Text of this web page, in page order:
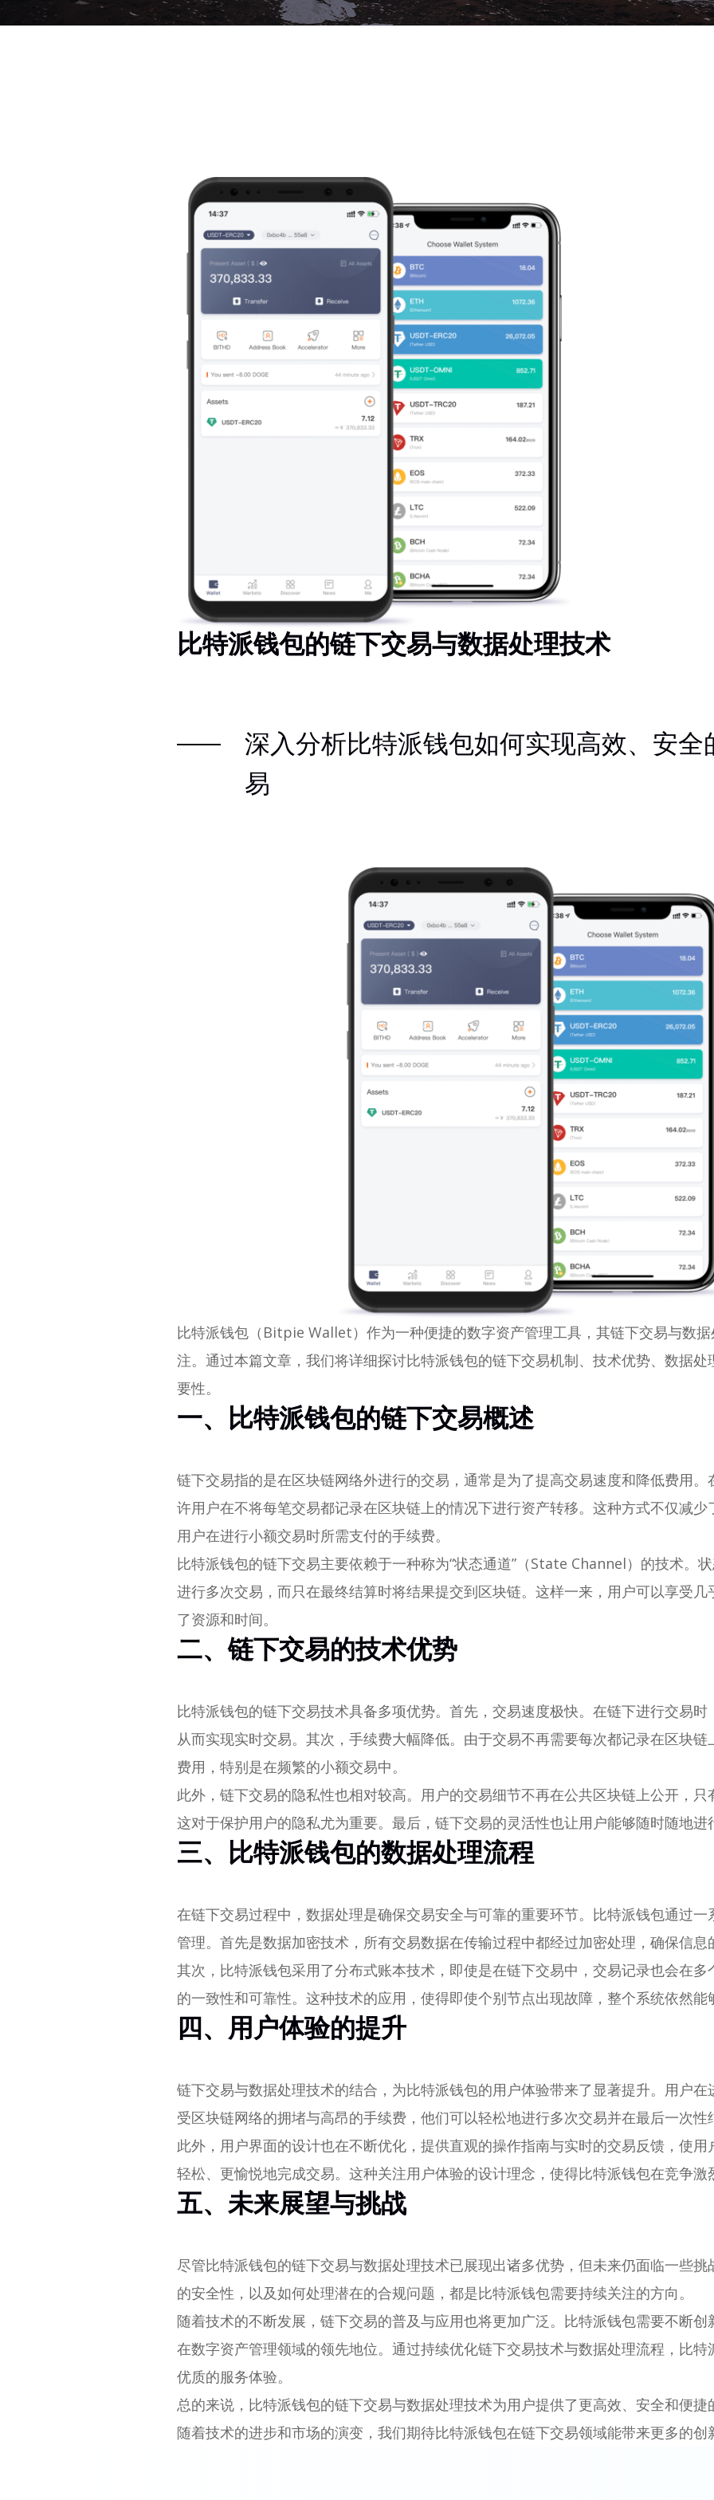
比特派钱包的链下交易与数据处理技术
深入分析比特派钱包如何实现高效、安全
易
比特派钱包（Bitpie Wallet）作为一种便捷的数字资产管理工具，其链下交易与数
注。通过本篇文章，我们将详细探讨比特派钱包的链下交易机制、技术优势、数据
要性。
一、比特派钱包的链下交易概述
链下交易指的是在区块链网络外进行的交易，通常是为了提高交易速度和降低费用
许用户在不将每笔交易都记录在区块链上的情况下进行资产转移。这种方式不仅减
用户在进行小额交易时所需支付的手续费。
比特派钱包的链下交易主要依赖于一种称为“状态通道”（State Channel）的技术。
进行多次交易，而只在最终结算时将结果提交到区块链。这样一来，用户可以享受
了资源和时间。
二、链下交易的技术优势
比特派钱包的链下交易技术具备多项优势。首先，交易速度极快。在链下进行交易
从而实现实时交易。其次，手续费大幅降低。由于交易不再需要每次都记录在区块
费用，特别是在频繁的小额交易中。
此外，链下交易的隐私性也相对较高。用户的交易细节不再在公共区块链上公开，
这对于保护用户的隐私尤为重要。最后，链下交易的灵活性也让用户能够随时随地
三、比特派钱包的数据处理流程
在链下交易过程中，数据处理是确保交易安全与可靠的重要环节。比特派钱包通过
管理。首先是数据加密技术，所有交易数据在传输过程中都经过加密处理，确保信息
其次，比特派钱包采用了分布式账本技术，即使是在链下交易中，交易记录也会在
的一致性和可靠性。这种技术的应用，使得即使个别节点出现故障，整个系统依然能
四、用户体验的提升
链下交易与数据处理技术的结合，为比特派钱包的用户体验带来了显著提升。用户
受区块链网络的拥堵与高昂的手续费，他们可以轻松地进行多次交易并在最后一次性
此外，用户界面的设计也在不断优化，提供直观的操作指南与实时的交易反馈，使
轻松、更愉悦地完成交易。这种关注用户体验的设计理念，使得比特派钱包在竞争激
五、未来展望与挑战
尽管比特派钱包的链下交易与数据处理技术已展现出诸多优势，但未来仍面临一些
的安全性，以及如何处理潜在的合规问题，都是比特派钱包需要持续关注的方向。
随着技术的不断发展，链下交易的普及与应用也将更加广泛。比特派钱包需要不断
在数字资产管理领域的领先地位。通过持续优化链下交易技术与数据处理流程，比
优质的服务体验。
总的来说，比特派钱包的链下交易与数据处理技术为用户提供了更高效、安全和便
随着技术的进步和市场的演变，我们期待比特派钱包在链下交易领域能带来更多的创